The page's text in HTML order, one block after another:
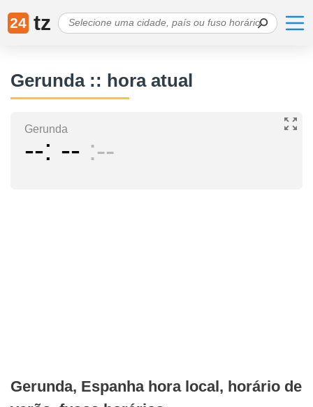
24 tz
Gerunda :: hora atual
Gerunda
-- -- --
Gerunda, Espanha hora local, horário de